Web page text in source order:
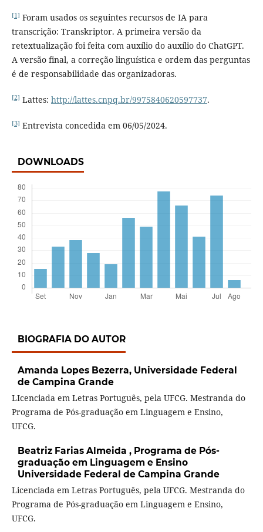
[1] Foram usados os seguintes recursos de IA para
transcrição: Transkriptor. A primeira versão da
retextualização foi feita com auxílio do auxílio do ChatGPT.
A versão final, a correção linguística e ordem das perguntas
é de responsabilidade das organizadoras.
[2] Lattes: http://lattes.cnpq.br/9975840620597737.
[3] Entrevista concedida em 06/05/2024.
DOWNLOADS
BIOGRAFIA DO AUTOR
Amanda Lopes Bezerra, Universidade Federal
de Campina Grande
LIcenciada em Letras Português, pela UFCG. Mestranda do
Programa de Pós-graduação em Linguagem e Ensino,
UFCG.
Beatriz Farias Almeida , Programa de Pós-
graduação em Linguagem e Ensino
Universidade Federal de Campina Grande
Licenciada em Letras Português, pela UFCG. Mestranda do
Programa de Pós-graduação em Linguagem e Ensino,
UFCG.